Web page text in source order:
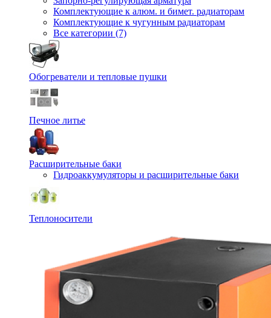
Комплектующие к алюм. и бимет. радиаторам
Комплектующие к чугунным радиаторам
Все категории (7)
Обогреватели и тепловые пушки
Печное литье
Расширительные баки
Гидроаккумуляторы и расширительные баки
Теплоносители